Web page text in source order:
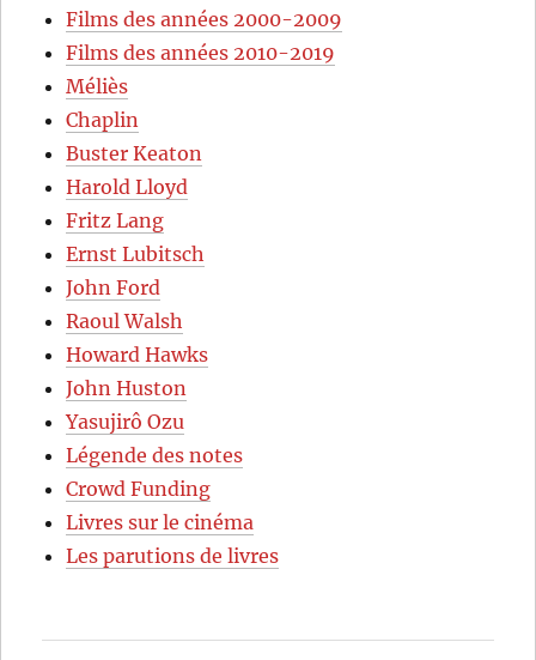
Films des années 2000-2009
Films des années 2010-2019
Méliès
Chaplin
Buster Keaton
Harold Lloyd
Fritz Lang
Ernst Lubitsch
John Ford
Raoul Walsh
Howard Hawks
John Huston
Yasujirô Ozu
Légende des notes
Crowd Funding
Livres sur le cinéma
Les parutions de livres